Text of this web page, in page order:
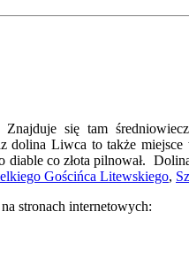
się tam
Liwca to także
diable co złota pilnował.
Gościńca Litewskiego,
stronach internetowych: